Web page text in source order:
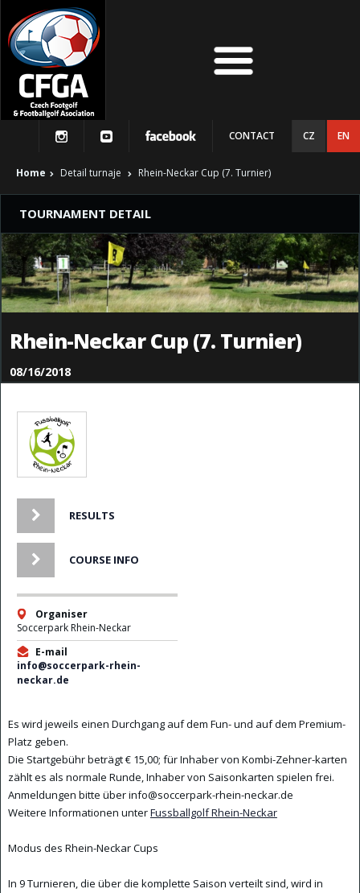
CONTACT CZ EN
Home Detail turnaje Rhein-Neckar Cup (7. Turnier)
TOURNAMENT DETAIL
Rhein-Neckar Cup (7. Turnier)
08/16/2018
RESULTS
COURSE INFO
Organiser
Soccerpark Rhein-Neckar
E-mail
info@soccerpark-rhein-
neckar.de
Es wird jeweils einen Durchgang auf dem Fun- und auf dem Premium-
Platz geben.
Die Startgebühr beträgt € 15,00; für Inhaber von Kombi-Zehner-karten
zählt es als normale Runde, Inhaber von Saisonkarten spielen frei.
Anmeldungen bitte über info@soccerpark-rhein-neckar.de
Weitere Informationen unterFussballgolf Rhein-Neckar
Modus des Rhein-Neckar Cups
In 9 Turnieren, die über die komplette Saison verteilt sind, wird in